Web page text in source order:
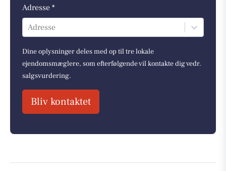
Adresse *
Adresse
Dine oplysninger deles med op til tre lokale
ejendomsmæglere, som efterfølgende vil kontakte dig vedr.
salgsvurdering.
Bliv kontaktet